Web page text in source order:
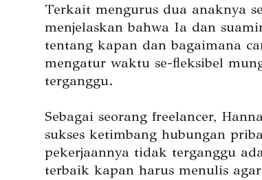
Terkait mengurus dua anaknya
menjelaskan bahwa Ia dan
tentang kapan dan bagaimana
mengatur waktu se-fleksibel
terganggu.
Sebagai seorang freelancer,
sukses ketimbang hubungan
pekerjaannya tidak terganggu
terbaik kapan harus menulis